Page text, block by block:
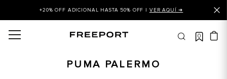
+20% OFF ADICIONAL HASTA 50% OFF | VER AQUÍ ➜
0
PUMA PALERMO